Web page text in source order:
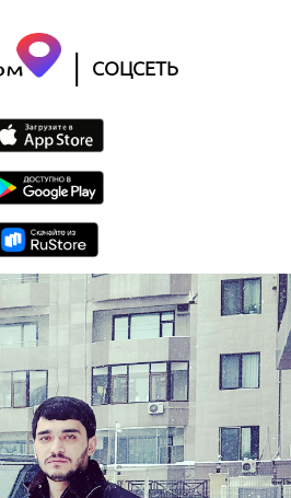
| СОЦСЕТЬ